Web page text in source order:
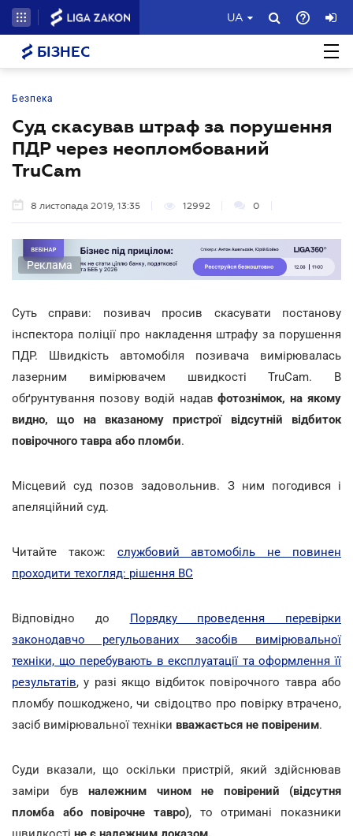
UA
БІЗНЕС
Безпека
Суд скасував штраф за порушення
ПДР через неопломбований
TruCam
8 листопада 2019, 13:35 12992 0
Реклама
Суть справи: позивач просив скасувати постанову
інспектора поліції про накладення штрафу за порушення
ПДР. Швидкість автомобіля позивача вимірювалась
лазерним вимірювачем швидкості TruCam. В
обґрунтування позову водій надавфотознімок, на якому
видно, що на вказаному пристрої відсутній відбиток
повірочного тавра або пломби.
Місцевий суд позов задовольнив. З ним погодився і
апеляційний суд.
Читайте також: службовий автомобіль не повинен
проходити техогляд: рішення ВС
Відповідно до Порядку проведення перевірки
законодавчо регульованих засобів вимірювальної
техніки, що перебувають в експлуатації та оформлення її
результатів, у разі якщо відбиток повірочного тавра або
пломбу пошкоджено, чи свідоцтво про повірку втрачено,
засіб вимірювальної техніки вважається не повіреним.
Суди вказали, що оскільки пристрій, який здійснював
заміри був належним чином не повірений (відсутня
пломба або повірочне тавро), то отримані показники